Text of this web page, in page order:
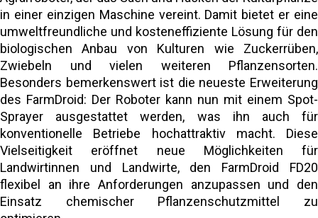
in einer einzigen Maschine vereint. Damit bietet er eine
umweltfreundliche und kosteneffiziente Lösung für den
biologischen Anbau von Kulturen wie Zuckerrüben,
Zwiebeln und vielen weiteren Pflanzensorten.
Besonders bemerkenswert ist die neueste Erweiterung
des FarmDroid: Der Roboter kann nun mit einem Spot-
Sprayer ausgestattet werden, was ihn auch für
konventionelle Betriebe hochattraktiv macht. Diese
Vielseitigkeit eröffnet neue Möglichkeiten für
Landwirtinnen und Landwirte, den FarmDroid FD20
flexibel an ihre Anforderungen anzupassen und den
Einsatz chemischer Pflanzenschutzmittel zu